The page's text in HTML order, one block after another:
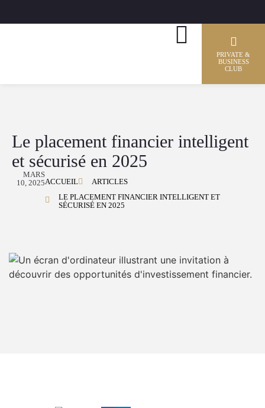
PRIVATE &
BUSINESS
CLUB
Le placement financier intelligent
et sécurisé en 2025
ACCUEIL
ARTICLES
LE PLACEMENT FINANCIER INTELLIGENT ET
SÉCURISÉ EN 2025
MARS
10, 2025